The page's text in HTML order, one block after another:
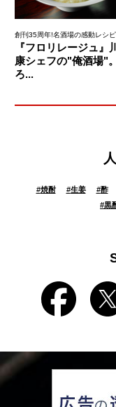
創刊35周年!名酒場の感動レシピ
『フロリレージュ』
康シェフの"俺酒場"
ろ...
#焼酎 #生姜 #酢
#黒